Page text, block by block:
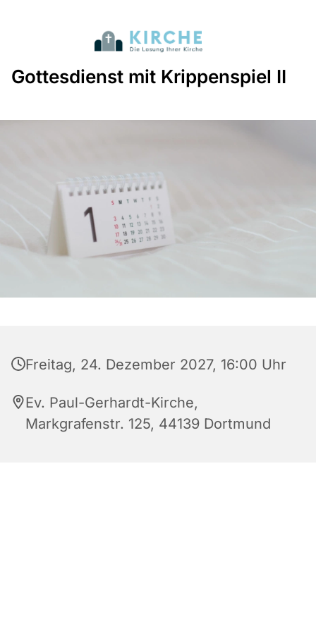
Gottesdienst mit Krippenspiel II
Freitag, 24. Dezember 2027, 16:00 Uhr
Ev. Paul-Gerhardt-Kirche,
Markgrafenstr. 125, 44139 Dortmund